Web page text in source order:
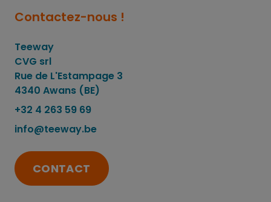
Contactez-nous !
Teeway
CVG srl
Rue de L'Estampage 3
4340 Awans (BE)
+32 4 263 59 69
info@teeway.be
CONTACT